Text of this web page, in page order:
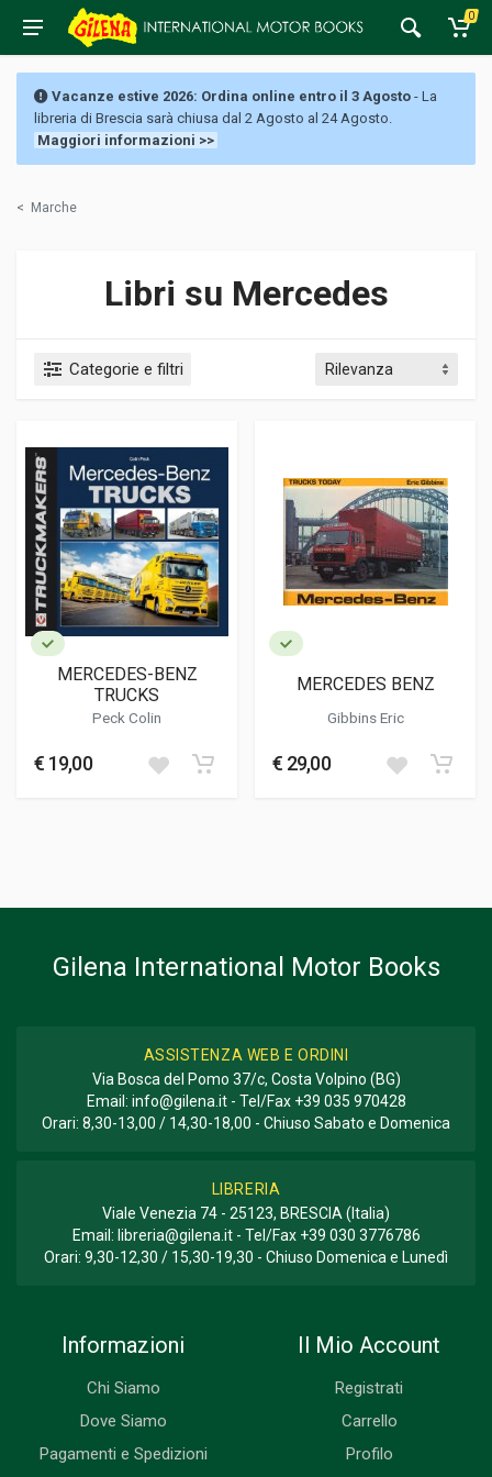
0
Vacanze estive 2026: Ordina online entro il 3 Agosto - La
libreria di Brescia sarà chiusa dal 2 Agosto al 24 Agosto.
Maggiori informazioni >>
< Marche
Libri su Mercedes
Categorie e filtri
MERCEDES-BENZ
TRUCKS
Peck Colin
€ 19,00
MERCEDES BENZ
Gibbins Eric
€ 29,00
Gilena International Motor Books
ASSISTENZA WEB E ORDINI
Via Bosca del Pomo 37/c, Costa Volpino (BG)
Email: info@gilena.it- Tel/Fax +39 035 970428
Orari: 8,30-13,00 / 14,30-18,00 - Chiuso Sabato e Domenica
LIBRERIA
Viale Venezia 74 - 25123, BRESCIA (Italia)
Email: libreria@gilena.it- Tel/Fax +39 030 3776786
Orari: 9,30-12,30 / 15,30-19,30 - Chiuso Domenica e Lunedì
Informazioni
Chi Siamo
Dove Siamo
Pagamenti e Spedizioni
Il Mio Account
Registrati
Carrello
Profilo